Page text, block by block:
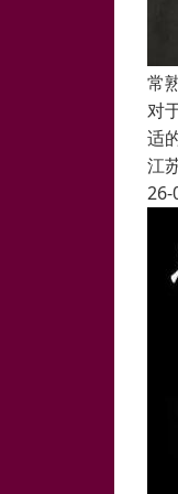
常
对
适
江
26-